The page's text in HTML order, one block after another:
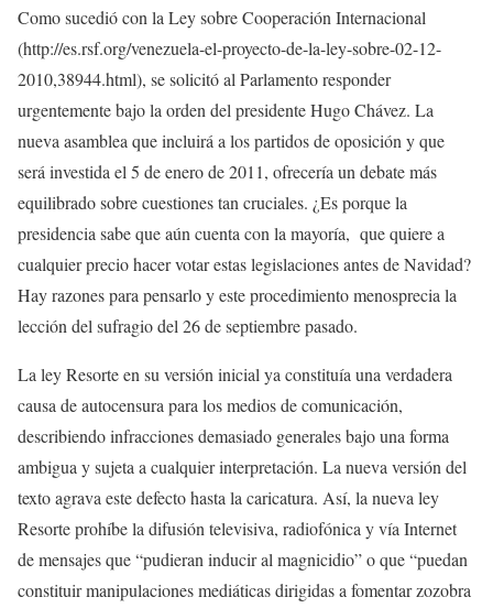
Como sucedió con la Ley sobre Cooperación Internacional
(http://es.rsf.org/venezuela-el-proyecto-de-la-ley-sobre-02-12-
2010,38944.html), se solicitó al Parlamento responder
urgentemente bajo la orden del presidente Hugo Chávez. La
nueva asamblea que incluirá a los partidos de oposición y que
será investida el 5 de enero de 2011, ofrecería un debate más
equilibrado sobre cuestiones tan cruciales. ¿Es porque la
presidencia sabe que aún cuenta con la mayoría, que quiere a
cualquier precio hacer votar estas legislaciones antes de Navidad?
Hay razones para pensarlo y este procedimiento menosprecia la
lección del sufragio del 26 de septiembre pasado.
La ley Resorte en su versión inicial ya constituía una verdadera
causa de autocensura para los medios de comunicación,
describiendo infracciones demasiado generales bajo una forma
ambigua y sujeta a cualquier interpretación. La nueva versión del
texto agrava este defecto hasta la caricatura. Así, la nueva ley
Resorte prohíbe la difusión televisiva, radiofónica y vía Internet
de mensajes que “pudieran inducir al magnicidio” o que “puedan
constituir manipulaciones mediáticas dirigidas a fomentar zozobra